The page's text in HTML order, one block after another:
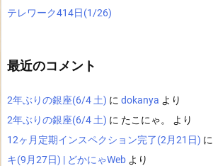
テレワーク414日(1/26)
最近のコメント
2年ぶりの銀座(6/4 土) に dokanya より
2年ぶりの銀座(6/4 土) に たこにゃ。
より
12ヶ月定期インスペクション完了(2月21日) に
キ(9月27日) | どかにゃWeb より